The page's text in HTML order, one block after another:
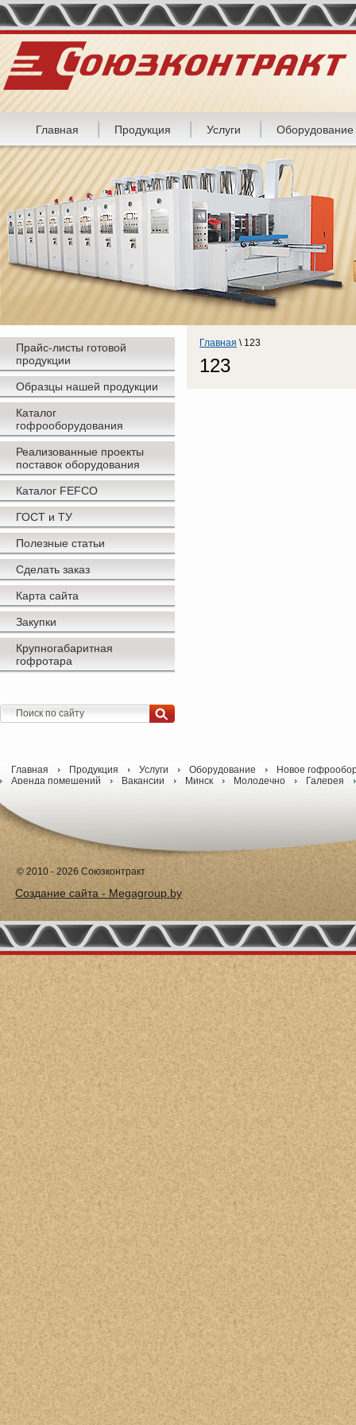
Главная Продукция Услуги Оборудование
Главная \ 123
123
Прайс-листы готовой
продукции
Образцы нашей продукции
Каталог
гофрооборудования
Реализованные проекты
поставок оборудования
Каталог FEFCO
ГОСТ и ТУ
Полезные статьи
Сделать заказ
Карта сайта
Закупки
Крупногабаритная
гофротара
Главная Продукция Услуги Оборудование
Новое
Аренда помещений
Вакансии Минск Молодечно Галерея
© 2010 - 2026 Союзконтракт
Создание сайта - Megagroup.by